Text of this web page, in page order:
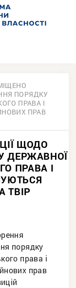
ПОРЯДКУ
ПРАВА І
ПРАВ
ЩОДО
ДЕРЖАВНОЇ
ПРАВА І
ТВІР
порядку
права і
прав